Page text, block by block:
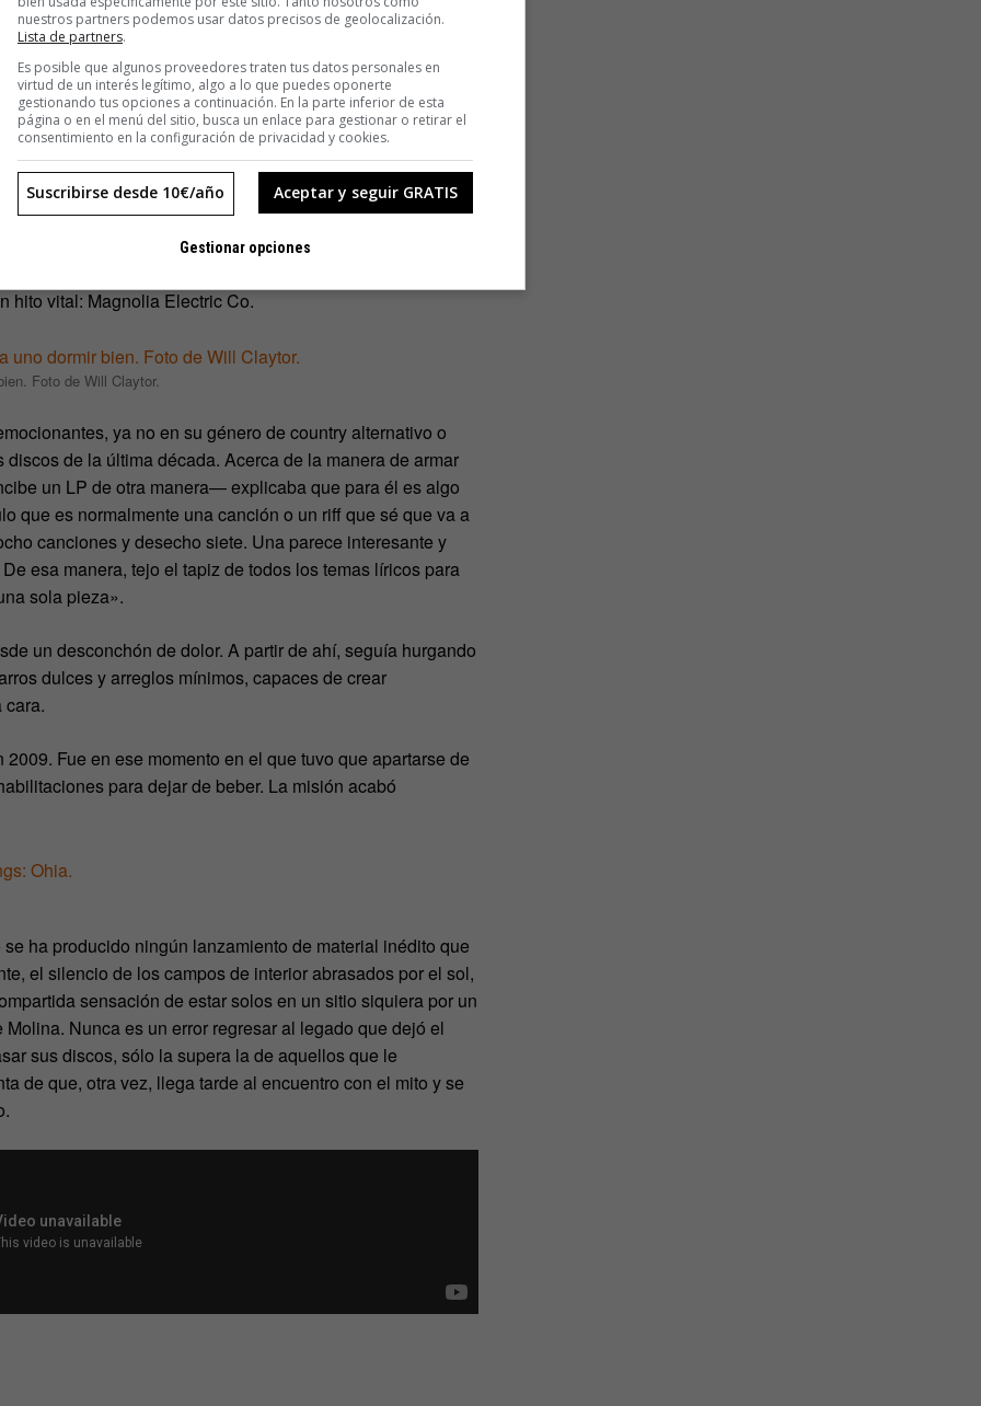
oscuro de la personalidad hacían del estadounidense un
hablando. Las sombras le perseguían y él las arrojaba
para contar su día a día.
ayudaron a que el sello Secretly Canadian sea lo que
llamo
Magnolia Electric Co.y Molina vio la luz, aunque
abrazó a los músicos que grabaron aquel LP y rebautizó
hito vital: Magnolia Electric Co.
Foto de Will Claytor.
ya no en su género de country alternativo o
de la última década. Acerca de la manera de armar
un LP de otra manera— explicaba que para él es algo
que es normalmente una canción o un riff que sé que va a
canciones y desecho siete. Una parece interesante y
esa manera, tejo el tapiz de todos los temas líricos para
sola pieza».
un desconchón de dolor. A partir de ahí, seguía hurgando
dulces y arreglos mínimos, capaces de crear
cara.
Fue en ese momento en el que tuvo que apartarse de
para dejar de beber. La misión acabó
ha producido ningún lanzamiento de material inédito que
el silencio de los campos de interior abrasados por el sol,
sensación de estar solos en un sitio siquiera por un
Nunca es un error regresar al legado que dejó el
sus discos, sólo la supera la de aquellos que le
de que, otra vez, llega tarde al encuentro con el mito y se
nuestros partners podemos usar datos precisos de geolocalización.
Lista de partners.
Es posible que algunos proveedores traten tus datos personales en
virtud de un interés legítimo, algo a lo que puedes oponerte
gestionando tus opciones a continuación. En la parte inferior de esta
página o en el menú del sitio, busca un enlace para gestionar o retirar el
consentimiento en la configuración de privacidad y cookies.
Aceptar y seguir GRATIS
Suscribirse desde 10€/año
Gestionar opciones